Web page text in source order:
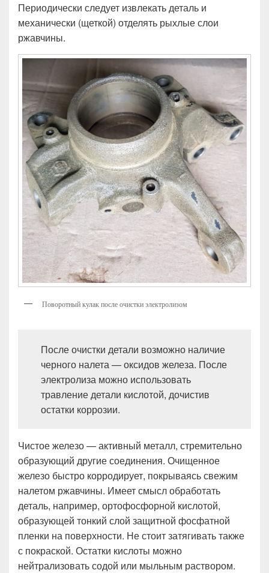
Периодически следует извлекать деталь и
механически (щеткой) отделять рыхлые слои
ржавчины.
Поворотный кулак после очистки электролизом
После очистки детали возможно наличие
черного налета — оксидов железа. После
электролиза можно использовать
травление детали кислотой, дочистив
остатки коррозии.
Чистое железо — активный металл, стремительно
образующий другие соединения. Очищенное
железо быстро корродирует, покрываясь свежим
налетом ржавчины. Имеет смысл обработать
деталь, например, ортофосфорной кислотой,
образующей тонкий слой защитной фосфатной
пленки на поверхности. Не стоит затягивать также
с покраской. Остатки кислоты можно
нейтрализовать содой или мыльным раствором.